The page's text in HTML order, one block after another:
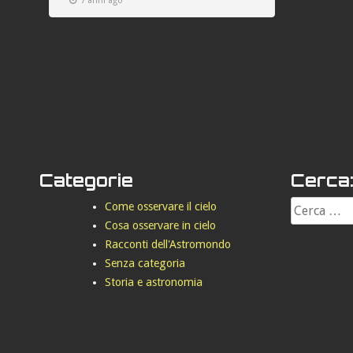
Categorie
Come osservare il cielo
Cosa osservare in cielo
Racconti dell'Astromondo
Senza categoria
Storia e astronomia
Cerca: